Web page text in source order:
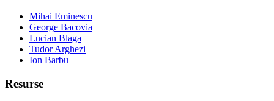
Mihai Eminescu
George Bacovia
Lucian Blaga
Tudor Arghezi
Ion Barbu
Resurse